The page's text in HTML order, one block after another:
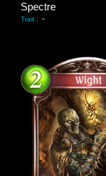
Spectre
Trait : -